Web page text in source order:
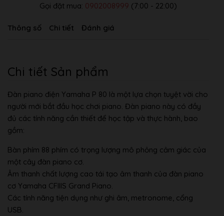
Gọi đặt mua: 0902008999 (7:00 - 22:00)
Thông số Chi tiết Đánh giá
Chi tiết Sản phẩm
Đàn piano điện Yamaha P 80 là một lựa chọn tuyệt vời cho
người mới bắt đầu học chơi piano. Đàn piano này có đầy
đủ các tính năng cần thiết để học tập và thực hành, bao
gồm:
Bàn phím 88 phím có trọng lượng mô phỏng cảm giác của
một cây đàn piano cơ.
Âm thanh chất lượng cao tái tạo âm thanh của đàn piano
cơ Yamaha CFIIIS Grand Piano.
Các tính năng tiện dụng như ghi âm, metronome, cổng
USB.